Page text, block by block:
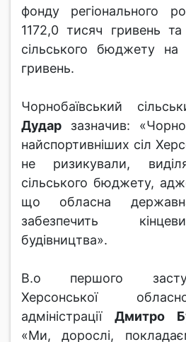
фонду регіонального
1172,0 тисяч гривень та
сільського бюджету
гривень.
Чорнобаївський
Дудар зазначив:
найспортивніших сіл
не ризикували,
сільського бюджету,
що обласна державна
забезпечить
будівництва».
В.о першого
Херсонської
адміністрації Дмитро
«Ми, дорослі,